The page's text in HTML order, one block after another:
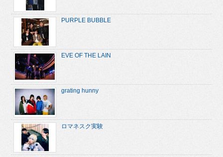
PURPLE BUBBLE
EVE OF THE LAIN
grating hunny
ロマネスク実験